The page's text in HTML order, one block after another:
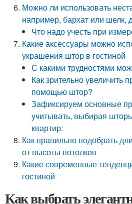
Можно ли использовать
например, бархат или шелк,
Что надо учесть при
Какие аксессуары можно
украшения штор в гостиной
С какими трудностями
Как зрительно увеличить
помощью штор?
Зафиксируем основные
учитывать, выбирая
квартир:
Как правильно подобрать
от высоты потолков
Какие современные
гостиной
Как выбрать